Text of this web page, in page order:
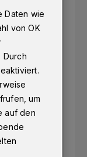
Daten wie
von OK
Durch
um
auf den